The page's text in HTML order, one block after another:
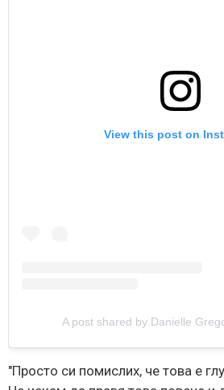
View this post on
A post shared by Danielle
"Просто си помислих, че това е